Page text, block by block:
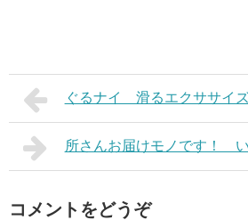
ぐるナイ 滑るエクササイ
所さんお届けモノです！
コメントをどうぞ